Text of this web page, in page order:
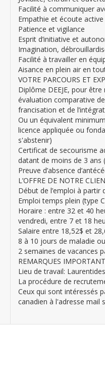
Facilité à communiquer
Empathie et écoute active
Patience et vigilance
Esprit d’initiative et
Imagination,
Facilité à travailler en
Aisance en plein air en
VOTRE PARCOURS ET
Diplôme DEEJE, pour
évaluation comparative
francisation et de
Ou un équivalent
licence appliquée ou
s'abstenir)
Certificat de secourisme
datant de moins de 3 ans
Preuve d’absence
L’OFFRE DE NOTRE
Début de l’emploi à
Emploi temps plein (type
Horaire : entre 32 et 40
vendredi, entre 7 et 18
Salaire entre 18,52$ et
8 à 10 jours de maladie
2 semaines de vacances
REMARQUES
Lieu de travail: Laurentides
La procédure de
Ceux qui sont intéressés
canadien à l'adresse mail